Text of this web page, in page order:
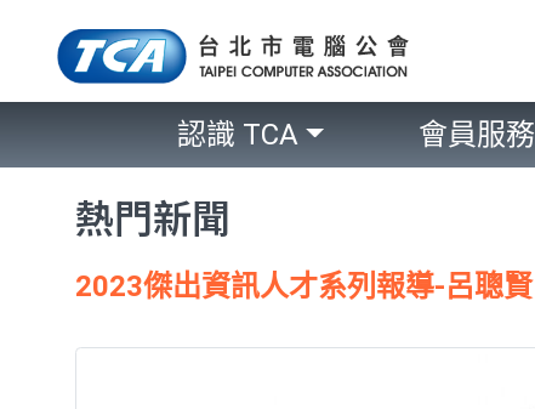
認識 TCA 會員服務
熱門新聞
2023傑出資訊人才系列報導-呂聰賢